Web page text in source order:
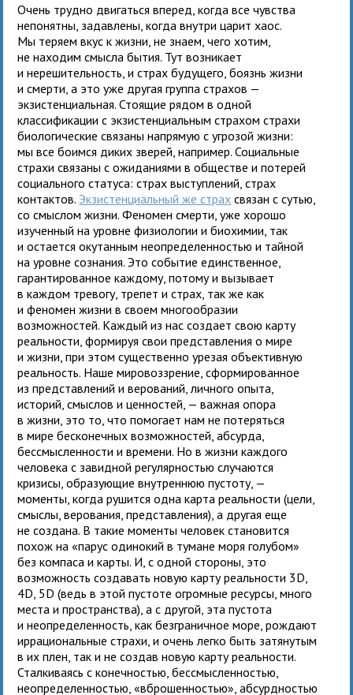
Очень трудно двигаться вперед, когда все чувства
непонятны, задавлены, когда внутри царит хаос.
Мы теряем вкус к жизни, не знаем, чего хотим,
не находим смысла бытия. Тут возникает
и нерешительность, и страх будущего, боязнь жизни
и смерти, а это уже другая группа страхов —
экзистенциальная. Стоящие рядом в одной
классификации с экзистенциальным страхом страхи
биологические связаны напрямую с угрозой жизни:
мы все боимся диких зверей, например. Социальные
страхи связаны с ожиданиями в обществе и потерей
социального статуса: страх выступлений, страх
контактов.Экзистенциальный же страх связан с сутью,
со смыслом жизни. Феномен смерти, уже хорошо
изученный на уровне физиологии и биохимии, так
и остается окутанным неопределенностью и тайной
на уровне сознания. Это событие единственное,
гарантированное каждому, потому и вызывает
в каждом тревогу, трепет и страх, так же как
и феномен жизни в своем многообразии
возможностей. Каждый из нас создает свою карту
реальности, формируя свои представления о мире
и жизни, при этом существенно урезая объективную
реальность. Наше мировоззрение, сформированное
из представлений и верований, личного опыта,
историй, смыслов и ценностей, — важная опора
в жизни, это то, что помогает нам не потеряться
в мире бесконечных возможностей, абсурда,
бессмысленности и времени. Но в жизни каждого
человека с завидной регулярностью случаются
кризисы, образующие внутреннюю пустоту, —
моменты, когда рушится одна карта реальности (цели,
смыслы, верования, представления), а другая еще
не создана. В такие моменты человек становится
похож на «парус одинокий в тумане моря голубом»
без компаса и карты. И, с одной стороны, это
возможность создавать новую карту реальности 3D,
4D, 5D (ведь в этой пустоте огромные ресурсы, много
места и пространства), а с другой, эта пустота
и неопределенность, как безграничное море, рождают
иррациональные страхи, и очень легко быть затянутым
в их плен, так и не создав новую карту реальности.
Сталкиваясь с конечностью, бессмысленностью,
неопределенностью, «вброшенностью», абсурдностью